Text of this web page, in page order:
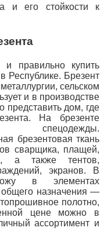
и его стойкости к
правильно купить
Республике. Брезент
сельском
и в производстве
представить дом, где
На брезенте
спецодежды.
брезентовая ткань
сварщика, плащей,
а также тентов,
экранов.
В
в элементах
назначения —
полотно,
цене можно в
ассортимент и